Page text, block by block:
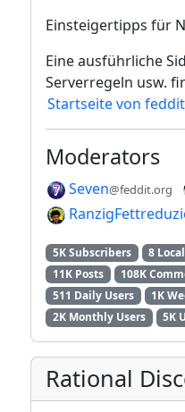
Einsteigertipps für
Eine ausführliche
Serverregeln usw.
Startseite von
Moderators
Seven@feddit.org
5K Subscribers
8
11K Posts
108K
511 Daily Users
1K
2K Monthly Users
5K
Rational